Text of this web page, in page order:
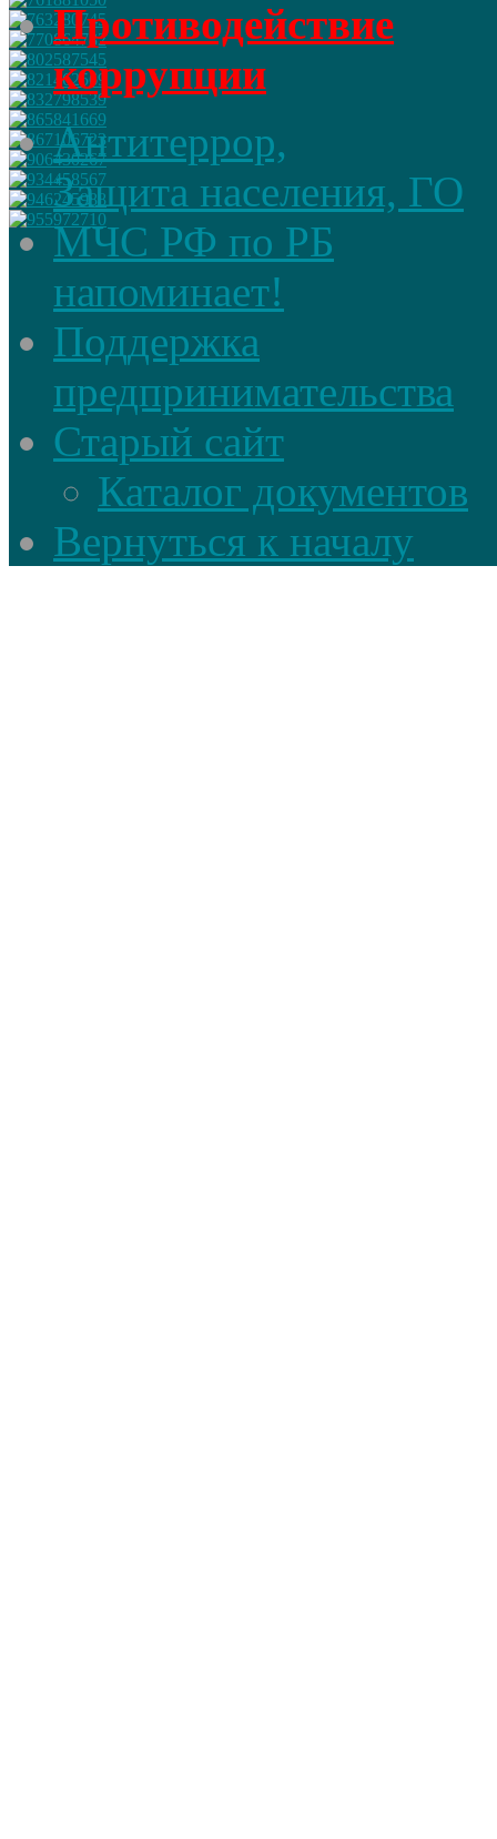
Противодействие
коррупции
Антитеррор,
Защита населения, ГО
МЧС РФ по РБ
напоминает!
Поддержка
предпринимательства
Старый сайт
Каталог документов
Вернуться к началу